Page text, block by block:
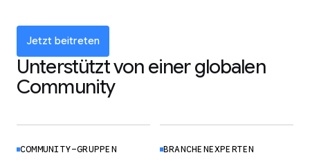
Jetzt beitreten
Unterstützt von einer globalen
Community
COMMUNITY-GRUPPEN BRANCHENEXPERTEN